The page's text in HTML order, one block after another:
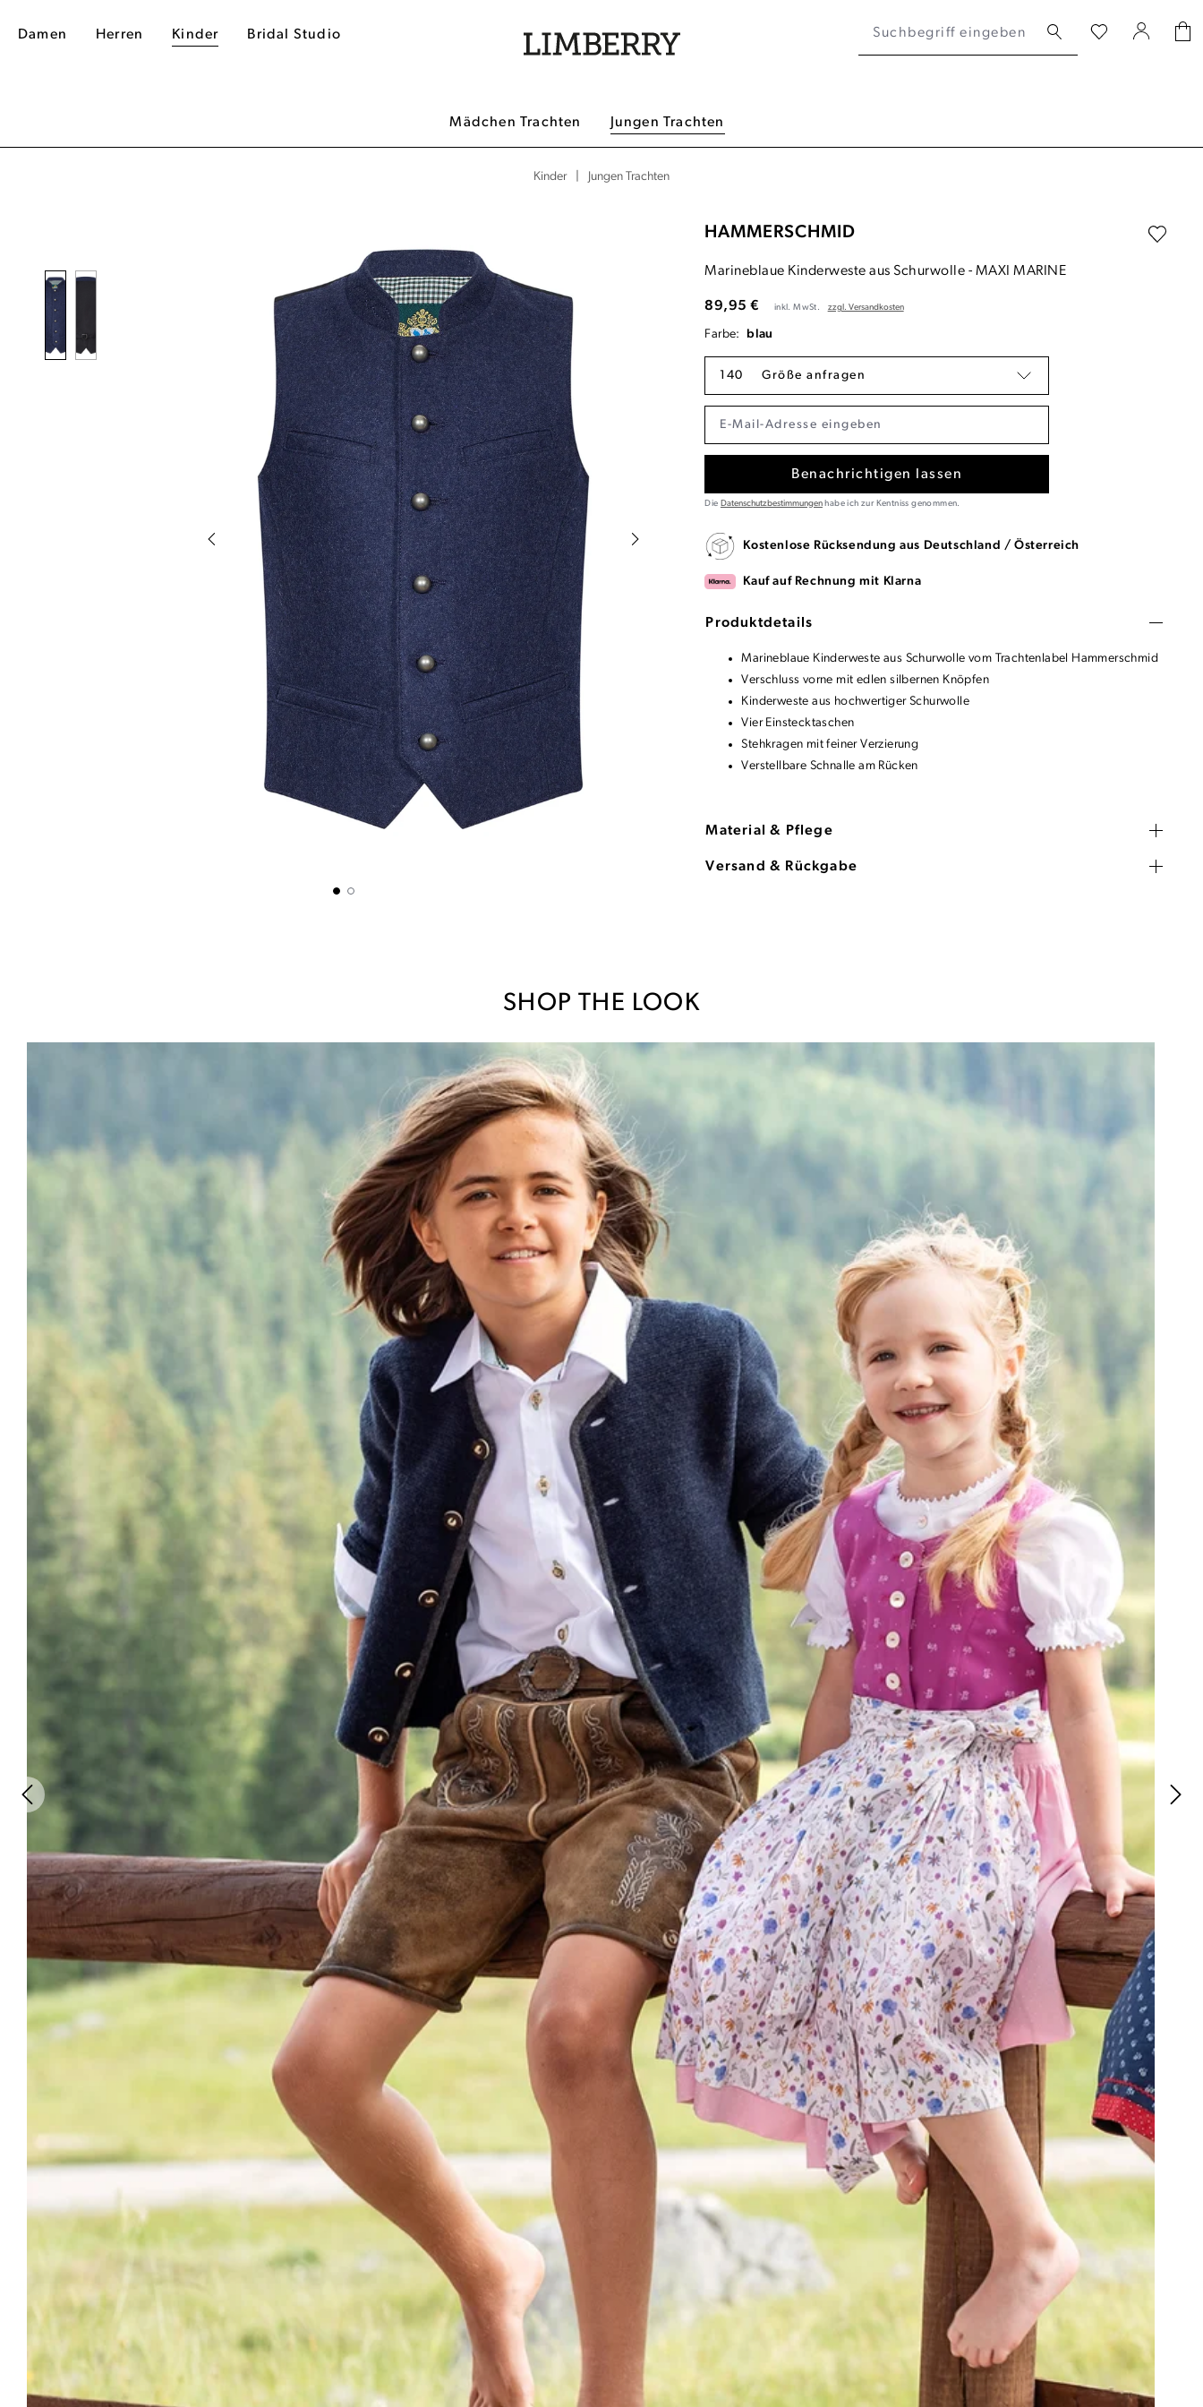
Damen Herren Kinder Bridal Studio
Mädchen Trachten Jungen Trachten
Kinder Jungen Trachten
HAMMERSCHMID
Marineblaue Kinderweste aus Schurwolle - MAXI MARINE
89,95 € inkl. MwSt. zzgl. Versandkosten
Farbe: blau
140 Größe anfragen
Benachrichtigen lassen
Die Datenschutzbestimmungenhabe ich zur Kentniss genommen.
Kostenlose Rücksendung aus Deutschland / Österreich
Kauf auf Rechnung mit Klarna
Produktdetails
Marineblaue Kinderweste aus Schurwolle vom Trachtenlabel Hammerschmid
Verschluss vorne mit edlen silbernen Knöpfen
Kinderweste aus hochwertiger Schurwolle
Vier Einstecktaschen
Stehkragen mit feiner Verzierung
Verstellbare Schnalle am Rücken
Material & Pflege
Versand & Rückgabe
SHOP THE LOOK